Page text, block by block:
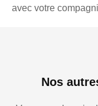
avec votre
Nos